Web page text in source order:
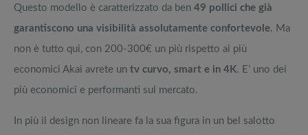
Questo modello è caratterizzato da ben 49 pollici che già
garantiscono una visibilità assolutamente confortevole. Ma
non è tutto qui, con 200-300€ un più rispetto ai più
economici Akai avrete un tv curvo, smart e in 4K. E’ uno dei
più economici e performanti sul mercato.
In più il design non lineare fa la sua figura in un bel salotto